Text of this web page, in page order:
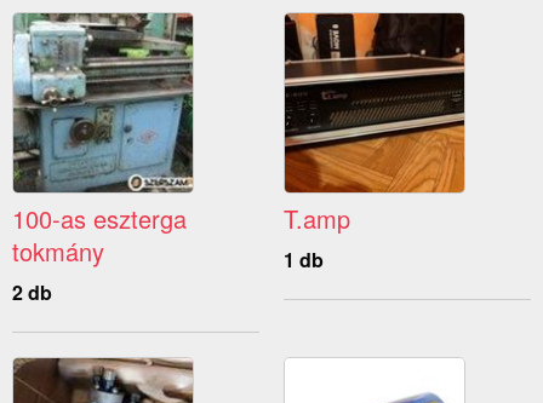
100-as eszterga
tokmány
2 db
T.amp
1 db